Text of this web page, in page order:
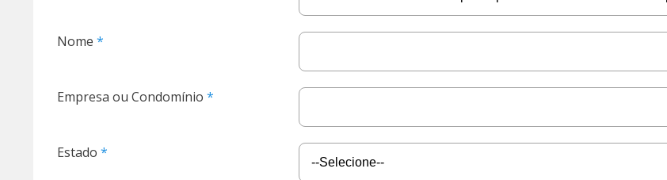
Nome
Empresa ou Condomínio
Estado